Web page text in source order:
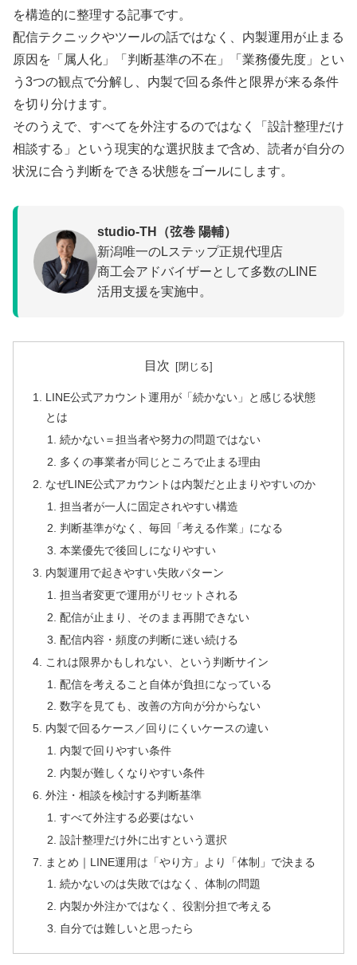
を構造的に整理する記事です。
配信テクニックやツールの話ではなく、内製運用が止まる
原因を「属人化」「判断基準の不在」「業務優先度」とい
う3つの観点で分解し、内製で回る条件と限界が来る条件
を切り分けます。
そのうえで、すべてを外注するのではなく「設計整理だけ
相談する」という現実的な選択肢まで含め、読者が自分の
状況に合う判断をできる状態をゴールにします。
studio-TH（弦巻 陽輔）
新潟唯一のLステップ正規代理店
商工会アドバイザーとして多数のLINE
活用支援を実施中。
目次
LINE公式アカウント運用が「続かない」と感じる状態
とは
続かない＝担当者や努力の問題ではない
多くの事業者が同じところで止まる理由
なぜLINE公式アカウントは内製だと止まりやすいのか
担当者が一人に固定されやすい構造
判断基準がなく、毎回「考える作業」になる
本業優先で後回しになりやすい
内製運用で起きやすい失敗パターン
担当者変更で運用がリセットされる
配信が止まり、そのまま再開できない
配信内容・頻度の判断に迷い続ける
これは限界かもしれない、という判断サイン
配信を考えること自体が負担になっている
数字を見ても、改善の方向が分からない
内製で回るケース／回りにくいケースの違い
内製で回りやすい条件
内製が難しくなりやすい条件
外注・相談を検討する判断基準
すべて外注する必要はない
設計整理だけ外に出すという選択
まとめ｜LINE運用は「やり方」より「体制」で決まる
続かないのは失敗ではなく、体制の問題
内製か外注かではなく、役割分担で考える
自分では難しいと思ったら